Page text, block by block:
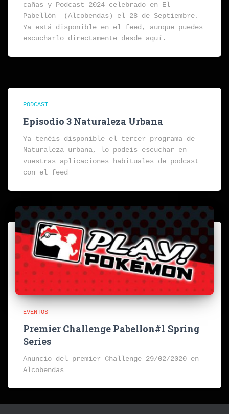
cañas y Podcast 2024 celebrado en El
Pabellón (Alcobendas) el 28 de Septiembre.
Ya está disponible en el feed, aunque puedes
escucharlo directamente desde aquí.
PODCAST
Episodio 3 Naturaleza Urbana
Ya tenéis disponible el tercer programa de
Naturaleza urbana, lo podeis escuchar en
vuestras aplicaciones habituales de podcast
con el feed
EVENTOS
Premier Challenge Pabellon#1 Spring
Series
Anuncio del premier Challenge 29/02/2020 en
Alcobendas